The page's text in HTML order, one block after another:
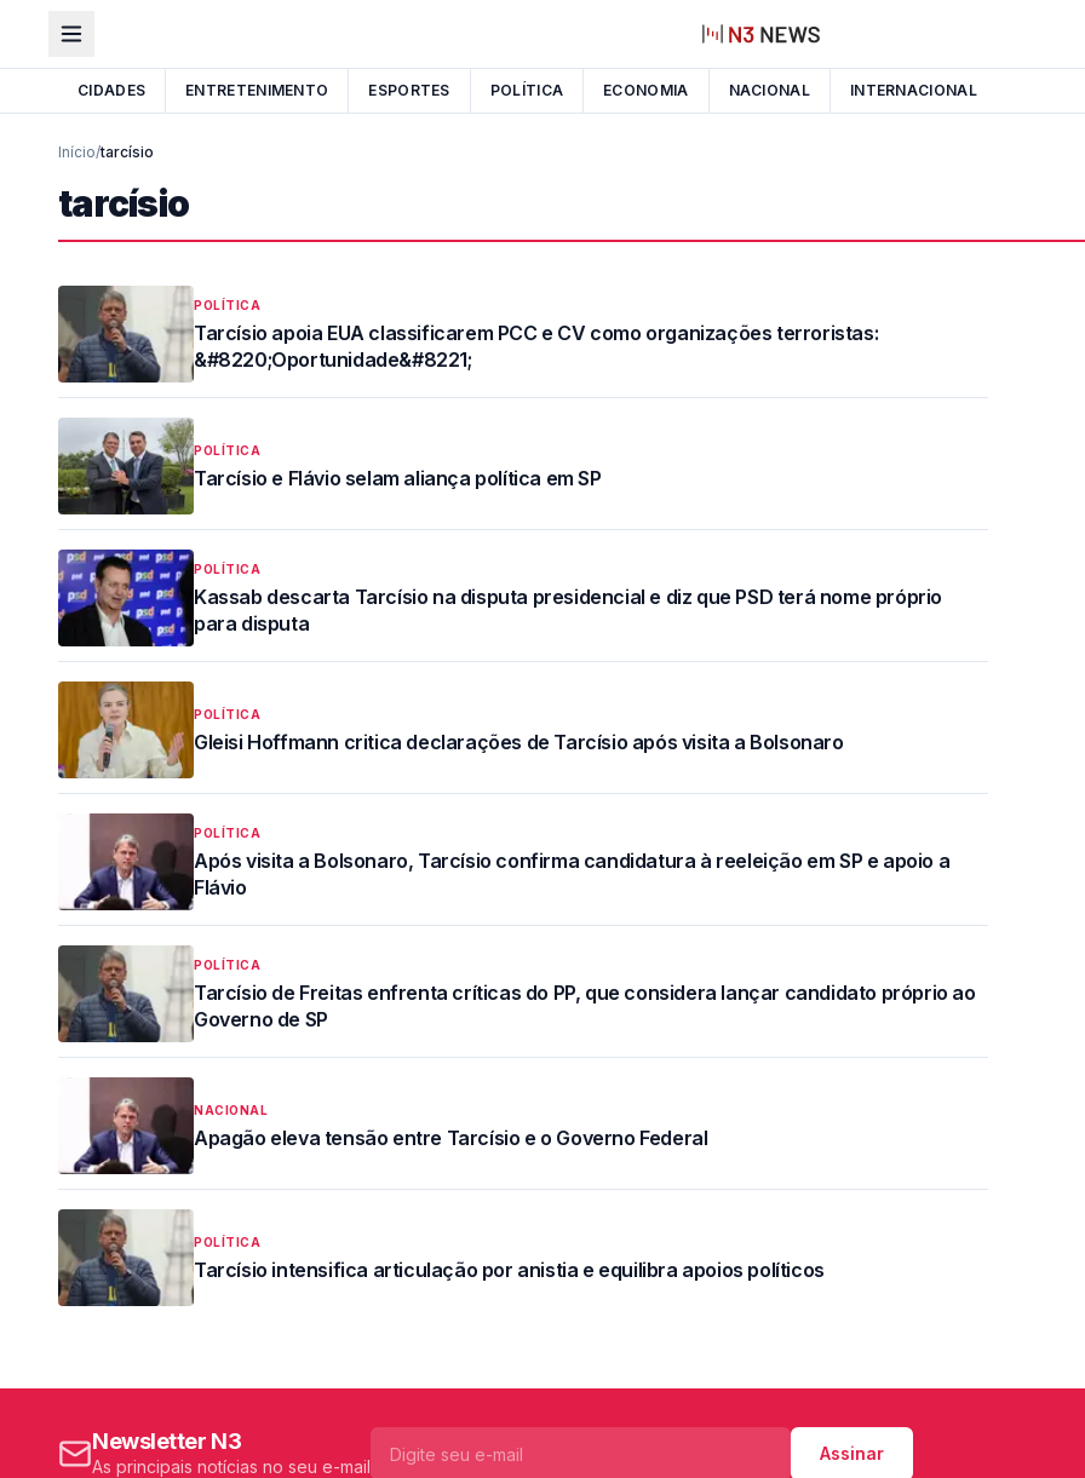
CIDADES ENTRETENIMENTO ESPORTES POLÍTICA ECONOMIA NACIONAL INTERNACIONAL
Início/tarcísio
tarcísio
POLÍTICA
Tarcísio apoia EUA classificarem PCC e CV como organizações terroristas:
&#8220;Oportunidade&#8221;
POLÍTICA
Tarcísio e Flávio selam aliança política em SP
POLÍTICA
Kassab descarta Tarcísio na disputa presidencial e diz que PSD terá nome próprio
para disputa
POLÍTICA
Gleisi Hoffmann critica declarações de Tarcísio após visita a Bolsonaro
POLÍTICA
Após visita a Bolsonaro, Tarcísio confirma candidatura à reeleição em SP e apoio a
Flávio
POLÍTICA
Tarcísio de Freitas enfrenta críticas do PP, que considera lançar candidato próprio ao
Governo de SP
NACIONAL
Apagão eleva tensão entre Tarcísio e o Governo Federal
POLÍTICA
Tarcísio intensifica articulação por anistia e equilibra apoios políticos
Newsletter N3
As principais notícias no seu e-mail
Assinar